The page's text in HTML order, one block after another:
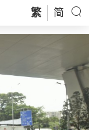
繁 简